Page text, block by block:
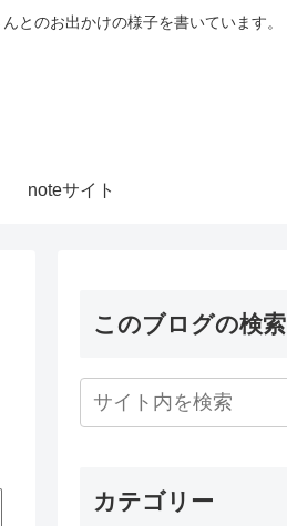
のお出かけの様子を書いています。
noteサイト
このブログの検索
カテゴリー